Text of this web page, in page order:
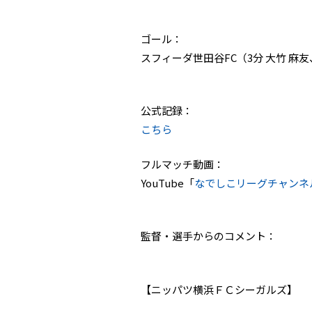
ゴール：
スフィーダ世田谷FC（3分 大竹 麻友
公式記録：
こちら
フルマッチ動画：
YouTube「なでしこリーグチャンネ
監督・選手からのコメント：
【ニッパツ横浜ＦＣシーガルズ】